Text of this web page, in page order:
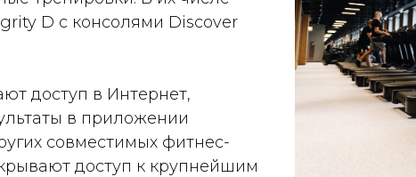
D с консолями Discover
доступ в Интернет,
в приложении
совместимых фитнес-
доступ к крупнейшим